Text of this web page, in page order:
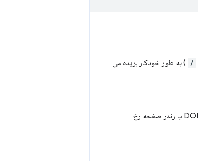
/ ) به طور خودکار بریده می
آرایه ای از مسیرهای فایل CSS که به ترتیب این آرایه تزریق می شود و قبل از هر گونه ساخت DOM یا رندر صفحه رخ